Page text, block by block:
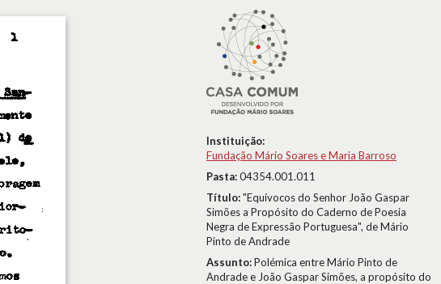
Instituição:
Fundação Mário Soares e Maria Barroso
Pasta:04354.001.011
Título:"Equívocos do Senhor João Gaspar
Simões a Propósito do Caderno de Poesia
Negra de Expressão Portuguesa", de Mário
Pinto de Andrade
Assunto:Polémica entre Mário Pinto de
Andrade e João Gaspar Simões, a propósito do